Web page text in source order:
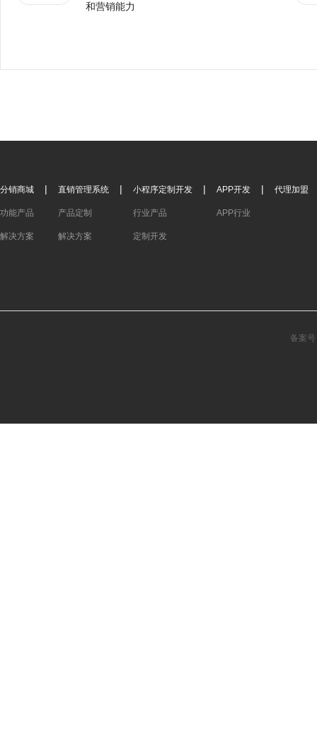
和营销能力
分销商城 |
功能产品
解决方案
直销管理系统 |
产品定制
解决方案
小程序定制开发 |
行业产品
定制开发
APP开发 |
APP行业
代理加盟
备案